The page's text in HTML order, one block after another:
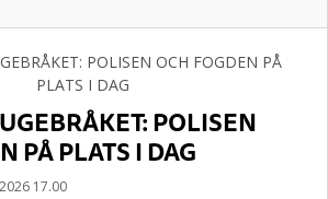
POLISEN
PÅ PLATS I DAG
17.00